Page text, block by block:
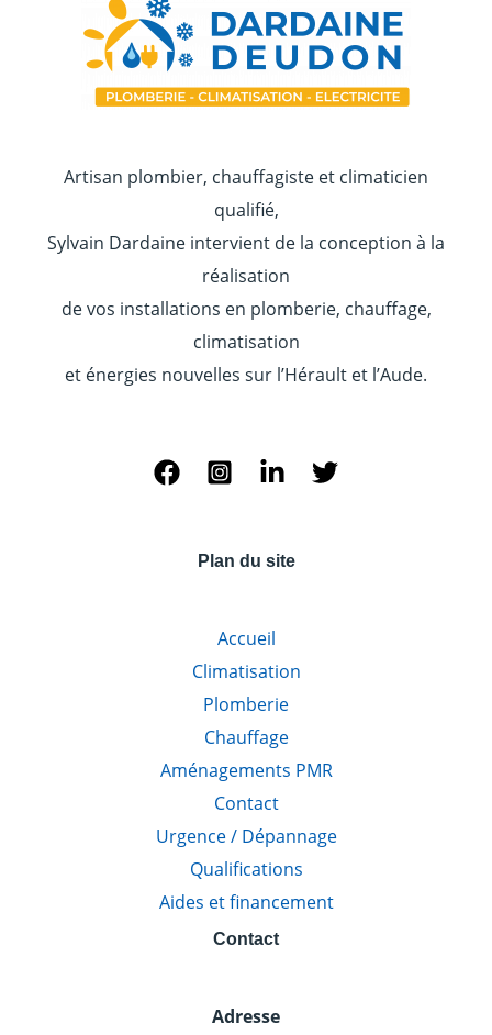
Artisan plombier, chauffagiste et climaticien
qualifié,
Sylvain Dardaine intervient de la conception à la
réalisation
de vos installations en plomberie, chauffage,
climatisation
et énergies nouvelles sur l’Hérault et l’Aude.
Plan du site
Accueil
Climatisation
Plomberie
Chauffage
Aménagements PMR
Contact
Urgence / Dépannage
Qualifications
Aides et financement
Contact
Adresse